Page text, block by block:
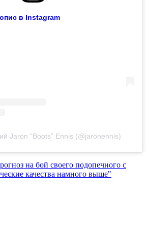
в Instagram
Jaron “Boots” Ennis (@jaronennis)
на бой своего подопечного с
качества намного выше"